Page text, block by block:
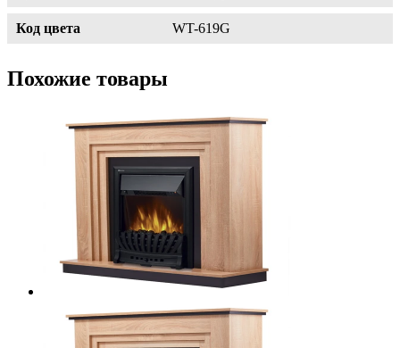
Код цвета WT-619G
Похожие товары